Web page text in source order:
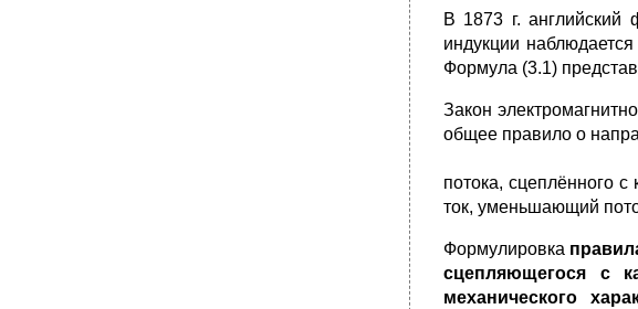
В 1873 г. английский
индукции
Формула (3.1)
Закон
общее правило о
потока, сцеплённого с
ток, уменьшающий
Формулировка
сцепляющегося с
механического